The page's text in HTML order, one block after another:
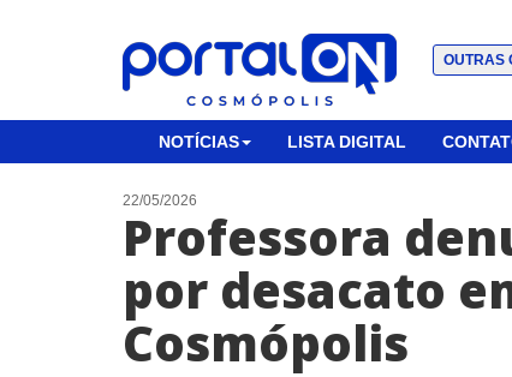
OUTRAS
NOTÍCIAS LISTA DIGITAL
22/05/2026
Professora
por desacato
Cosmópolis